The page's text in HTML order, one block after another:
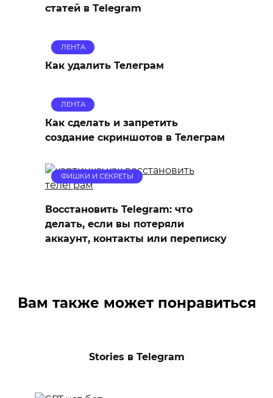
статей в Тelegram
ЛЕНТА
Как удалить Телеграм
ЛЕНТА
Как сделать и запретить
создание скриншотов в Телеграм
ФИШКИ И СЕКРЕТЫ
Восстановить Telegram: что
делать, если вы потеряли
аккаунт, контакты или переписку
Вам также может понравиться
Stories в Telegram